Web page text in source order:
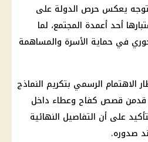
يعكس حرص الدولة على
أحد أعمدة المجتمع، لما
في حماية الأسرة والمساهمة
الاهتمام الرسمي بتكريم النماذج
قدمن قصص كفاح وعطاء داخل
على أن التفاصيل النهائية
صدوره.